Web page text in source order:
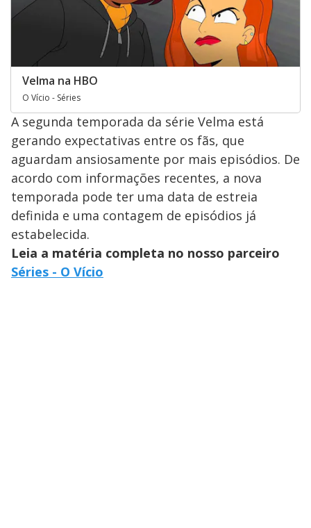
Velma na HBO
O Vício - Séries
A segunda temporada da série Velma está
gerando expectativas entre os fãs, que
aguardam ansiosamente por mais episódios. De
acordo com informações recentes, a nova
temporada pode ter uma data de estreia
definida e uma contagem de episódios já
estabelecida.
Leia a matéria completa no nosso parceiro
Séries - O Vício